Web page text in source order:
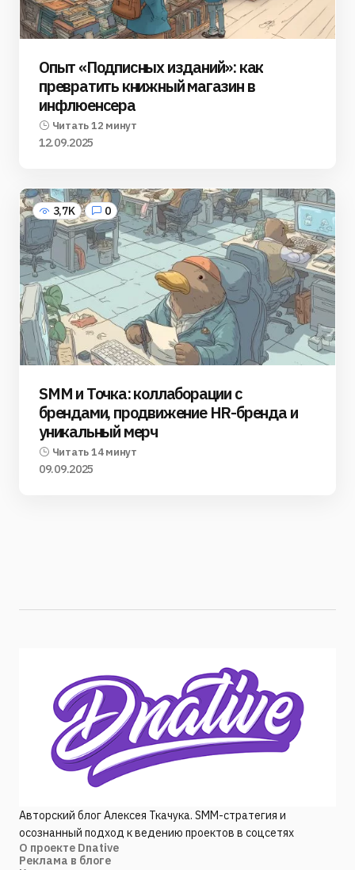
Опыт «Подписных изданий»: как
превратить книжный магазин в
инфлюенсера
Читать 12 минут
12.09.2025
3,7K 0
SMM и Точка: коллаборации с
брендами, продвижение HR-бренда и
уникальный мерч
Читать 14 минут
09.09.2025
Авторский блог Алексея Ткачука. SMM-стратегия и
осознанный подход к ведению проектов в соцсетях
О проекте Dnative
Реклама в блоге